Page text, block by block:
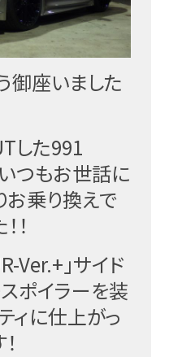
座いました
した991
つもお世話に
お乗り換えで
！
Ver.+」サイド
ポイラーを装
ィに仕上がっ